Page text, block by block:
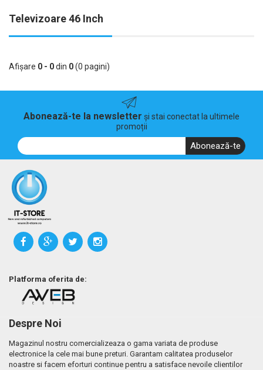
Televizoare 46 Inch
Afişare 0 - 0din 0(0 pagini)
Abonează-te la newsletter și stai conectat la ultimele
promoții
Abonează-te
Platforma oferita de:
Despre Noi
Magazinul nostru comercializeaza o gama variata de produse
electronice la cele mai bune preturi. Garantam calitatea produselor
noastre si facem eforturi continue pentru a satisface nevoile clientilor